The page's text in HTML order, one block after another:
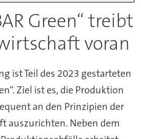
Green“ treibt
voran
ist Teil des 2023 gestarteten
Ziel ist es, die Produktion
an den Prinzipien der
auszurichten. Neben dem